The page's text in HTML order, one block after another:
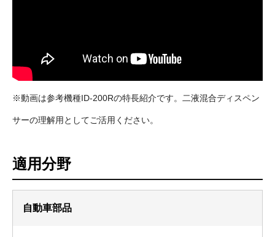
※動画は参考機種ID-200Rの特長紹介です。二液混合ディスペン
サーの理解用としてご活用ください。
適用分野
自動車部品